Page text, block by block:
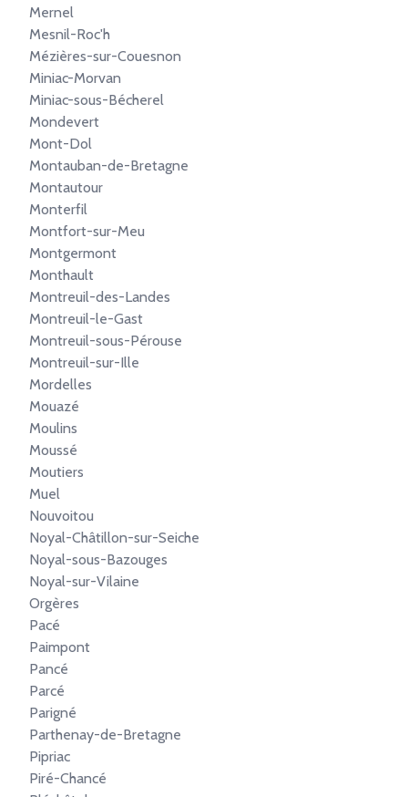
Mernel
Mesnil-Roc'h
Mézières-sur-Couesnon
Miniac-Morvan
Miniac-sous-Bécherel
Mondevert
Mont-Dol
Montauban-de-Bretagne
Montautour
Monterfil
Montfort-sur-Meu
Montgermont
Monthault
Montreuil-des-Landes
Montreuil-le-Gast
Montreuil-sous-Pérouse
Montreuil-sur-Ille
Mordelles
Mouazé
Moulins
Moussé
Moutiers
Muel
Nouvoitou
Noyal-Châtillon-sur-Seiche
Noyal-sous-Bazouges
Noyal-sur-Vilaine
Orgères
Pacé
Paimpont
Pancé
Parcé
Parigné
Parthenay-de-Bretagne
Pipriac
Piré-Chancé